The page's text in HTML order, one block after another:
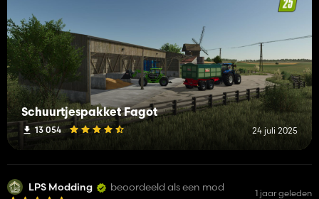
Schuurtjespakket Fagot
13 054 24 juli 2025
LPS Modding beoordeeld als een mod 1 jaar geleden